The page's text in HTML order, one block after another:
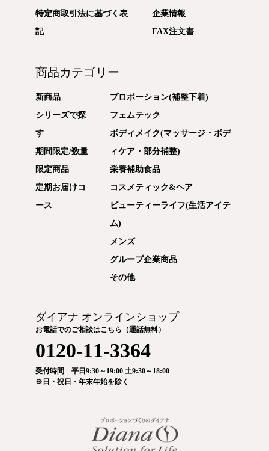
特定商取引法に基づく表
記
企業情報
FAX注文書
商品カテゴリー
新商品
シリーズで探
す
期間限定/数量
限定商品
定期お届けコ
ース
プロポーション(補整下着)
フェムテック
ボディメイク(マッサージ・ボデ
ィケア・部分補整)
栄養補助食品
コスメティック&ヘア
ビューティーライフ(生活アイテ
ム)
メンズ
グループ企業商品
その他
ダイアナ オンラインショップ
お電話でのご相談はこちら（通話無料）
0120-11-3364
受付時間 平日9:30～19:00 土9:30～18:00
※日・祝日・年末年始を除く